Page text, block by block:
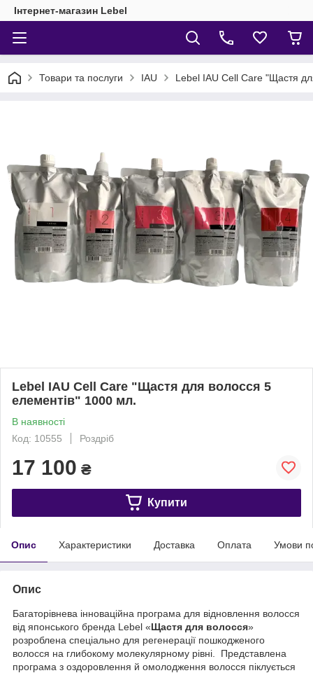
Інтернет-магазин Lebel
Товари та послуги IAU Lebel IAU Cell Care "Щастя
Lebel IAU Cell Care "Щастя для волосся 5
елементів" 1000 мл.
В наявності
Код: 10555
Роздріб
17 100 ₴
Купити
Опис Характеристики Доставка Оплата Умови
Опис
Багаторівнева інноваційна програма для відновлення волосся
від японського бренда Lebel «Щастя для волосся»
розроблена спеціально для регенерації пошкодженого
волосся на глибокому молекулярному рівні. Представлена
програма з оздоровлення й омолодження волосся піклується